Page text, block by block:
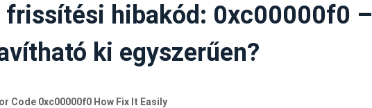
frissítési hibakód: 0xc00000f0 –
ki egyszerűen?
Code 0xc00000f0 How Fix It Easily